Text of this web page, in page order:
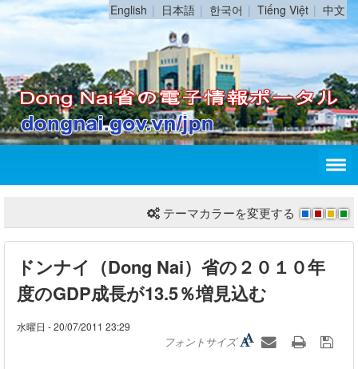
English 日本語 한국어 Tiếng Việt 中文
テーマカラーを変更する
ドンナイ（Dong Nai）省の２０１０年
度のGDP成長が13.5％増見込む
水曜日 - 20/07/2011 23:29
フォントサイズ